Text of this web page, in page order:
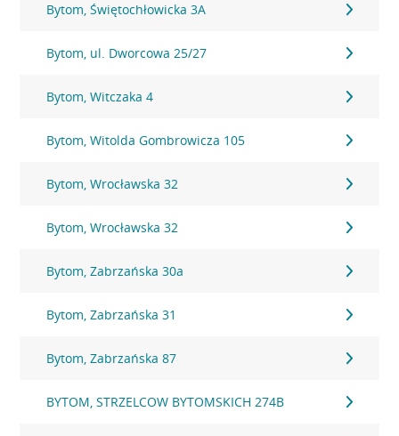
Bytom, Świętochłowicka 3A
Bytom, ul. Dworcowa 25/27
Bytom, Witczaka 4
Bytom, Witolda Gombrowicza 105
Bytom, Wrocławska 32
Bytom, Wrocławska 32
Bytom, Zabrzańska 30a
Bytom, Zabrzańska 31
Bytom, Zabrzańska 87
BYTOM, STRZELCOW BYTOMSKICH 274B